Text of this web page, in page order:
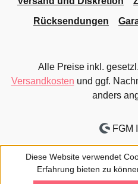
Rücksendungen
Alle Preise inkl.
Versandkosten und ggf.
anders
FGM
Diese Website verwendet
Erfahrung bieten zu